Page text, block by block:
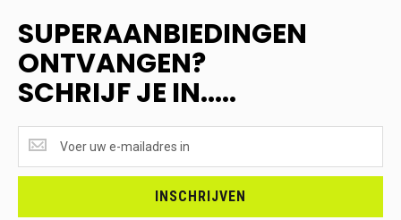
SUPERAANBIEDINGEN
ONTVANGEN?
SCHRIJF JE IN.....
ONTVANGEN?
<br>SCHRIJF
INSCHRIJVEN